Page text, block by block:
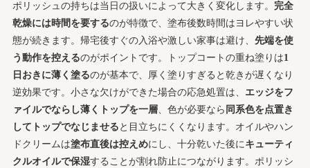
ポリッシュの持ちは当日の扱いによって大きく変化します。 完全
乾燥には時間を要するのが特徴で、塗布後数時間はヨレやすい状
態が続きます。帰宅後すぐの入浴や激しい家事は避け、 先端を使
う動作を控えるのがポイントです。トップコートの重ね塗りは1
日おきに薄く塗るのが基本で、厚く塗りすぎると乾きが遅くなり
逆効果です。小さな欠けができた場合の応急処置は、 エッジをフ
ァイルでならし薄くトップを一層、色が必要なら 同系色を点置き
してトップでなじませる と目立ちにくくなります。オイルやハン
ドクリームは塗布直後は控えめにし、十分乾いた後にキューティ
クルオイルで保湿することが割れ防止につながります。ポリッシ